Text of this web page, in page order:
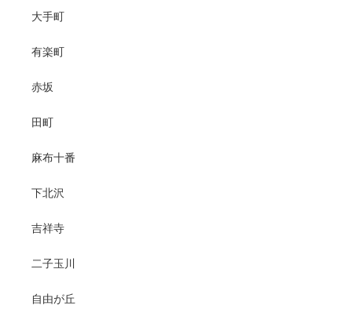
大手町
有楽町
赤坂
田町
麻布十番
下北沢
吉祥寺
二子玉川
自由が丘